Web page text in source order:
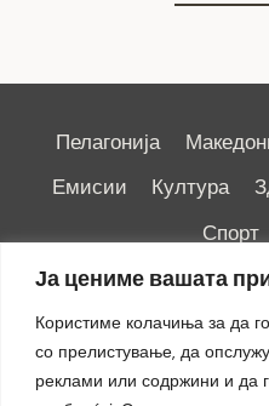
Ја цениме вашата
Користиме колачиња за да
со прелистување, да
реклами или содржини и да
Пелагонија
Емисии
Култура
Спорт